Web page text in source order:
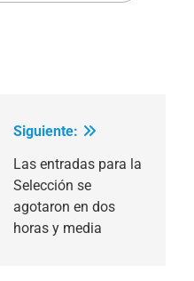
Siguiente:
Las entradas para la
Selección se
agotaron en dos
horas y media